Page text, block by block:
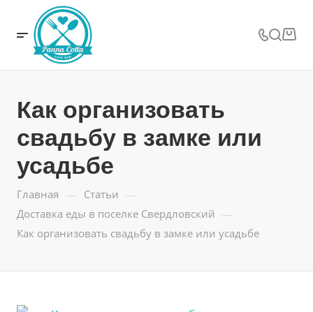
Как организовать
свадьбу в замке или
усадьбе
Главная — Статьи —
Доставка еды в поселке Свердловский —
Как организовать свадьбу в замке или усадьбе